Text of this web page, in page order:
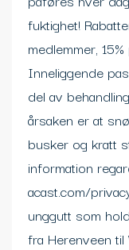
fuktighet!
medlemmer,
Inneliggende
del av
årsaken er at
busker og kratt
information
acast.com/
unggutt som
fra Herenveen til